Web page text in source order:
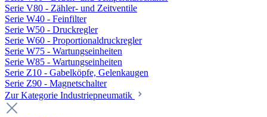
Serie V80 - Zähler- und Zeitventile
Serie W40 - Feinfilter
Serie W50 - Druckregler
Serie W60 - Proportionaldruckregler
Serie W75 - Wartungseinheiten
Serie W85 - Wartungseinheiten
Serie Z10 - Gabelköpfe, Gelenkaugen
Serie Z90 - Magnetschalter
Zur Kategorie Industriepneumatik